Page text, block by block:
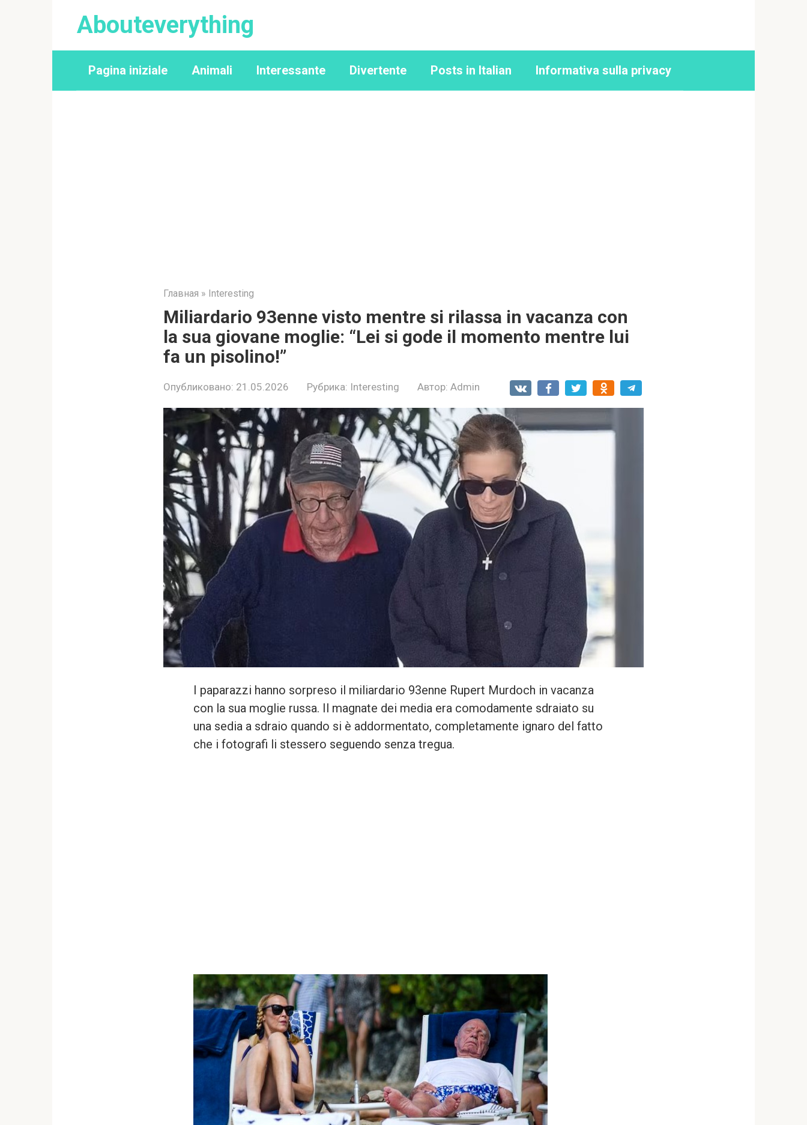
Abouteverything
Pagina iniziale Animali Interessante Divertente Posts in Italian Informativa sulla privacy
Главная » Interesting
Miliardario 93enne visto mentre si rilassa in vacanza con
la sua giovane moglie: “Lei si gode il momento mentre lui
fa un pisolino!”
Опубликовано: 21.05.2026 Рубрика: Interesting Автор: Admin
I paparazzi hanno sorpreso il miliardario 93enne Rupert Murdoch in vacanza
con la sua moglie russa. Il magnate dei media era comodamente sdraiato su
una sedia a sdraio quando si è addormentato, completamente ignaro del fatto
che i fotografi li stessero seguendo senza tregua.